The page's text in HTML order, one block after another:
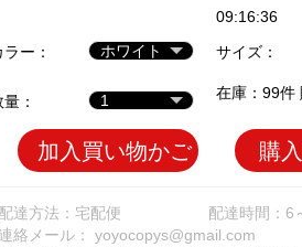
09:16:36
ラー：
サイズ：
： 在庫：99件
加入買い物かご 購
配達方法：宅配便
配達時間：6
絡メール： yoyocopys@gmail.com